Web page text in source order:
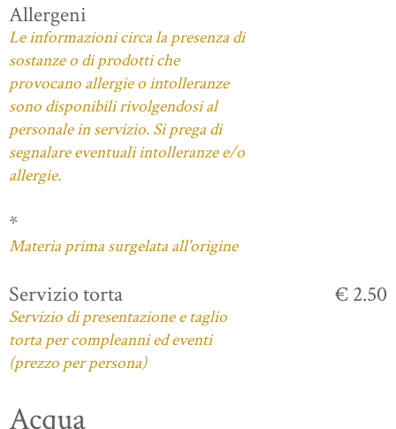
Allergeni
Le informazioni circa la presenza di
sostanze o di prodotti che
provocano allergie o intolleranze
sono disponibili rivolgendosi al
personale in servizio. Si prega di
segnalare eventuali intolleranze e/o
allergie.
*
Materia prima surgelata all'origine
Servizio torta
Servizio di presentazione e taglio
torta per compleanni ed eventi
(prezzo per persona)
€ 2.50
Acqua